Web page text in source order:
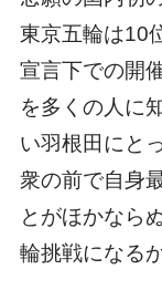
羽根田 卓也
愛知県豊
械体操に取
でカヌー
ることを目